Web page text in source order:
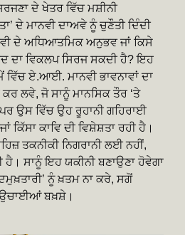
ਦੇ ਖੇਤਰ ਵਿੱਚ ਮਸ਼ੀਨੀ
ਦੇ ਮਾਨਵੀ ਦਾਅਵੇ ਨੂੰ ਚੁਣੌਤੀ ਦਿੰਦੀ
ਦੇ ਅਧਿਆਤਮਿਕ ਅਨੁਭਵ ਜਾਂ ਕਿਸੇ
ਦਾ ਵਿਕਲਪ ਸਿਰਜ ਸਕਦੀ ਹੈ? ਇਹ
ਏ.ਆਈ. ਮਾਨਵੀ ਭਾਵਨਾਵਾਂ ਦਾ
ਲਵੇ, ਜੋ ਸਾਨੂੰ ਮਾਨਸਿਕ ਤੌਰ ‘ਤੇ
ਉਸ ਵਿੱਚ ਉਹ ਰੂਹਾਨੀ ਗਹਿਰਾਈ
ਕਿੱਸਾ ਕਾਵਿ ਦੀ ਵਿਸ਼ੇਸ਼ਤਾ ਰਹੀ ਹੈ।
ਤਕਨੀਕੀ ਨਿਗਰਾਨੀ ਲਈ ਨਹੀਂ,
ਸਾਨੂੰ ਇਹ ਯਕੀਨੀ ਬਣਾਉਣਾ ਹੋਵੇਗਾ
ਨੂੰ ਖ਼ਤਮ ਨਾ ਕਰੇ, ਸਗੋਂ
ਉਚਾਈਆਂ ਬਖ਼ਸ਼ੇ।